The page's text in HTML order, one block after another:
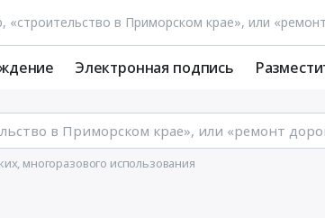
Электронная подпись
многоразового использования